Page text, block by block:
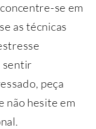
se em
as técnicas
sentir
peça
não hesite em